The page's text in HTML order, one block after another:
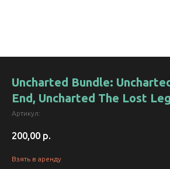
Uncharted Bundle:
End, Uncharted The Lost
Артикул:
200,00 р.
Взять в аренду